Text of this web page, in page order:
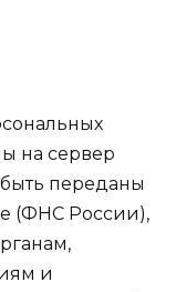
на сервер
переданы
(ФНС России),
и